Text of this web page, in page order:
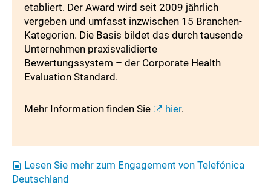
etabliert. Der Award wird seit 2009 jährlich
vergeben und umfasst inzwischen 15 Branchen-
Kategorien. Die Basis bildet das durch tausende
Unternehmen praxisvalidierte
Bewertungssystem – der Corporate Health
Evaluation Standard.
Mehr Information finden Sie hier.
Lesen Sie mehr zum Engagement von Telefónica
Deutschland